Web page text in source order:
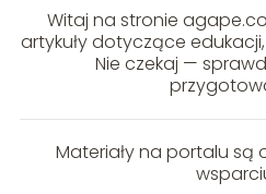
Witaj na stronie
artykuły dotyczące
Nie czekaj —
Materiały na portalu